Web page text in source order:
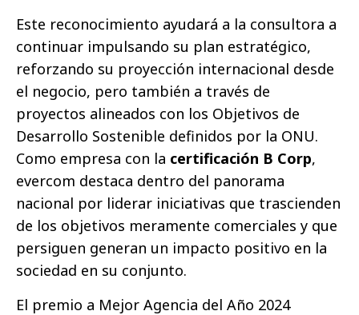
Este reconocimiento ayudará a la consultora a
continuar impulsando su plan estratégico,
reforzando su proyección internacional desde
el negocio, pero también a través de
proyectos alineados con los Objetivos de
Desarrollo Sostenible definidos por la ONU.
Como empresa con la certificación B Corp,
evercom destaca dentro del panorama
nacional por liderar iniciativas que trascienden
de los objetivos meramente comerciales y que
persiguen generan un impacto positivo en la
sociedad en su conjunto.
El premio a Mejor Agencia del Año 2024